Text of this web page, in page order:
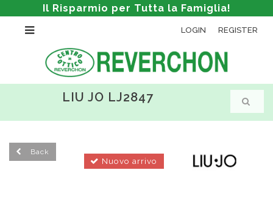
Il Risparmio per Tutta la Famiglia!
LOGIN REGISTER
LIU JO LJ2847
Nuovo arrivo
Back